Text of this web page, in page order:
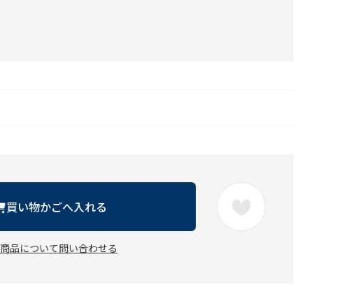
買い物かごへ入れる
品について問い合わせる